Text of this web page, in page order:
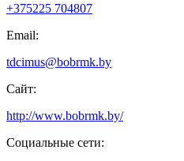
+375225 704807
Email:
tdcimus@bobrmk.by
Сайт:
http://www.bobrmk.by/
Социальные сети: